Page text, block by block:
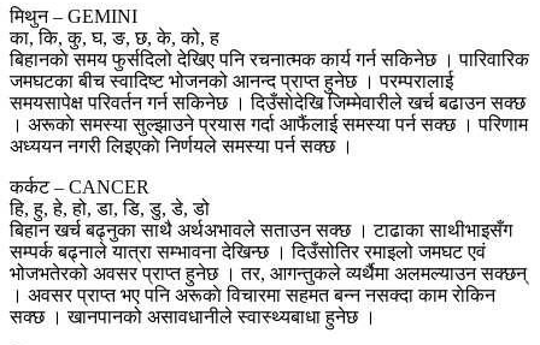
मिथुन – GEMINI
का, कि, कु, घ, ङ, छ, के, को, ह
बिहानकाे समय फुर्सदिलो देखिए पनि रचनात्मक कार्य गर्न सकिनेछ । पारिवारिक
जमघटका बीच स्वादिष्ट भोजनको आनन्द प्राप्त हुनेछ । परम्परालाई
समयसापेक्ष परिवर्तन गर्न सकिनेछ । दिउँसाेदेखि जिम्मेवारीले खर्च बढाउन सक्छ
। अरूकाे समस्या सुल्झाउने प्रयास गर्दा आफैंलाई समस्या पर्न सक्छ । परिणाम
अध्ययन नगरी लिइएकाे निर्णयले समस्या पर्न सक्छ ।
कर्कट – CANCER
हि, हु, हे, हो, डा, डि, डु, डे, डो
बिहान खर्च बढ्नुका साथै अर्थअभावले सताउन सक्छ । टाढाका साथीभाइसँग
सम्पर्क बढ्नाले यात्रा सम्भावना देखिन्छ । दिउँसोतिर रमाइलो जमघट एवं
भोजभतेरको अवसर प्राप्त हुनेछ । तर, आगन्तुकले व्यर्थैमा अलमल्याउन सक्छन्
। अवसर प्राप्त भए पनि अरूकाे विचारमा सहमत बन्न नसक्दा काम राेकिन
सक्छ । खानपानको असावधानीले स्वास्थ्यबाधा हुनेछ ।